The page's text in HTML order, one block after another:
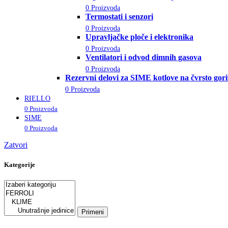
0 Proizvoda
Termostati i senzori
0 Proizvoda
Upravljačke ploče i elektronika
0 Proizvoda
Ventilatori i odvod dimnih gasova
0 Proizvoda
Rezervni delovi za SIME kotlove na čvrsto
0 Proizvoda
RIELLO
0 Proizvoda
SIME
0 Proizvoda
Zatvori
Kategorije
Primeni